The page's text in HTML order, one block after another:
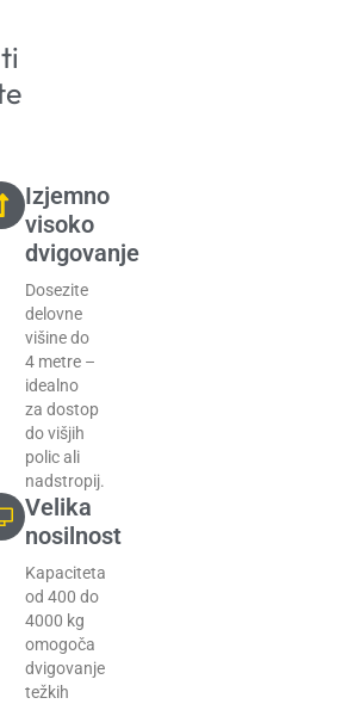
Izjemno
visoko
dvigovanje
Dosezite
delovne
višine do
4 metre –
idealno
za dostop
do višjih
polic ali
nadstropij.
Velika
nosilnost
Kapaciteta
od 400 do
4000 kg
omogoča
dvigovanje
težkih